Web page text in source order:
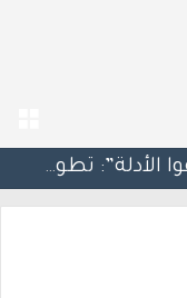
استثمار بقيمة 600 مليون شيكل.. قريبًا انطلاق العمل في المدخل الجديد لمدينة أم الفحم